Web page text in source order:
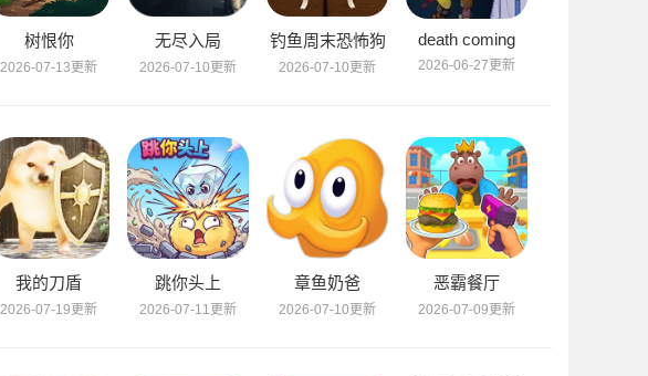
树恨你
2026-07-13更新
无尽入局
2026-07-10更新
钓鱼周末恐怖狗
2026-07-10更新
death coming
2026-06-27更新
我的刀盾
2026-07-19更新
跳你头上
2026-07-11更新
章鱼奶爸
2026-07-10更新
恶霸餐厅
2026-07-09更新